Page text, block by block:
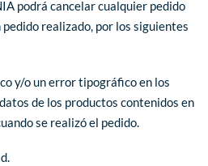
podrá cancelar cualquier pedido
realizado, por los siguientes
y/o un error tipográfico en los
de los productos contenidos en
se realizó el pedido.